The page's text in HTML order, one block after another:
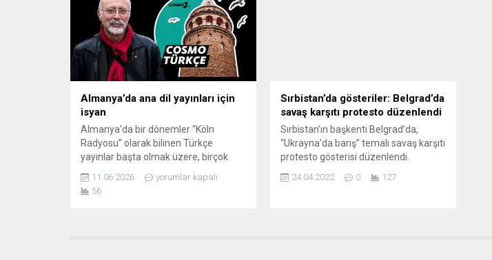
Yayınlanmış 400’ün üzerinde esere,
50’den fazla plağa, 20’den fazla
kasete imza attı. Ona ne 12...
Almanya’da ana dil yayınları için
isyan
Almanya’da bir dönemler “Köln
Radyosu” olarak bilinen Türkçe
yayınlar başta olmak üzere, birçok
yayınların sonlandırılmasına yönelik
planlara karşı büyük tepki var.
11.06.2026
yorumlar kapalı
56
Sırbistan’da gösteriler: Belgrad’da
savaş karşıtı protesto düzenlendi
Sırbistan’ın başkenti Belgrad’da,
“Ukrayna’da barış” temalı savaş karşıtı
protesto gösterisi düzenlendi.
Sırplar savaşa karşı birlikte” isimli
24.04.2022 0 127